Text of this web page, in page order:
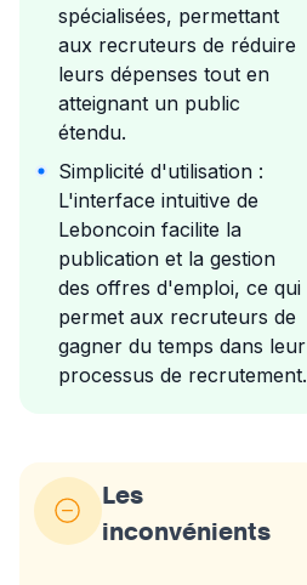
spécialisées, permettant
aux recruteurs de réduire
leurs dépenses tout en
atteignant un public
étendu.
Simplicité d'utilisation :
L'interface intuitive de
Leboncoin facilite la
publication et la gestion
des offres d'emploi, ce qui
permet aux recruteurs de
gagner du temps dans leur
processus de recrutement.
Les
inconvénients